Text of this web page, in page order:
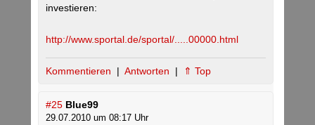
investieren:
http://www.sportal.de/sportal/.....00000.html
Kommentieren | Antworten | ⇑ Top
#25 Blue99
29.07.2010 um 08:17 Uhr